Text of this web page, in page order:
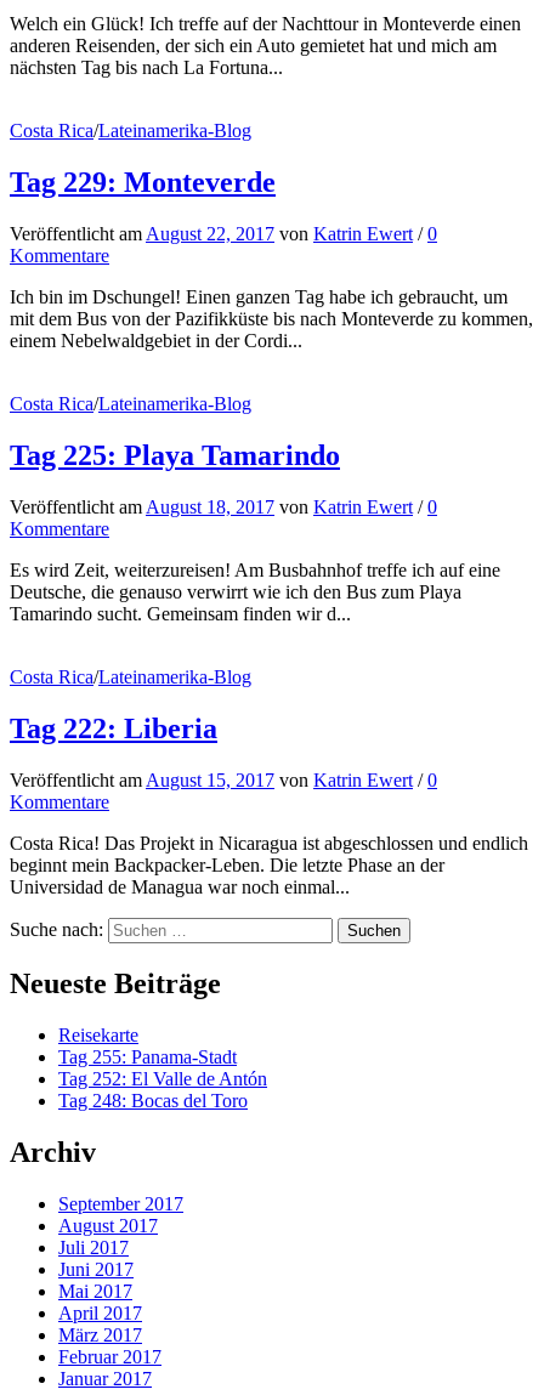
Welch ein Glück! Ich treffe auf der Nachttour in Monteverde einen
anderen Reisenden, der sich ein Auto gemietet hat und mich am
nächsten Tag bis nach La Fortuna...
Costa Rica/Lateinamerika-Blog
Tag 229: Monteverde
Veröffentlicht am August 22, 2017 von Katrin Ewert /0
Kommentare
Ich bin im Dschungel! Einen ganzen Tag habe ich gebraucht, um
mit dem Bus von der Pazifikküste bis nach Monteverde zu kommen,
einem Nebelwaldgebiet in der Cordi...
Costa Rica/Lateinamerika-Blog
Tag 225: Playa Tamarindo
Veröffentlicht am August 18, 2017 von Katrin Ewert /0
Kommentare
Es wird Zeit, weiterzureisen! Am Busbahnhof treffe ich auf eine
Deutsche, die genauso verwirrt wie ich den Bus zum Playa
Tamarindo sucht. Gemeinsam finden wir d...
Costa Rica/Lateinamerika-Blog
Tag 222: Liberia
Veröffentlicht am August 15, 2017 von Katrin Ewert /0
Kommentare
Costa Rica! Das Projekt in Nicaragua ist abgeschlossen und endlich
beginnt mein Backpacker-Leben. Die letzte Phase an der
Universidad de Managua war noch einmal...
Suche nach:
Neueste Beiträge
Reisekarte
Tag 255: Panama-Stadt
Tag 252: El Valle de Antón
Tag 248: Bocas del Toro
Archiv
September 2017
August 2017
Juli 2017
Juni 2017
Mai 2017
April 2017
März 2017
Februar 2017
Januar 2017